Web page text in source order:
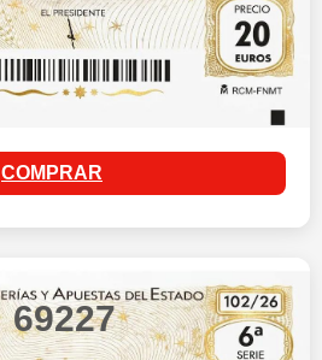
COMPRAR
69227